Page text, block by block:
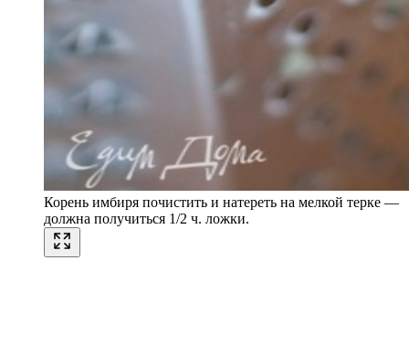
Корень имбиря почистить и натереть на мелкой терке —
должна получиться 1/2 ч. ложки.